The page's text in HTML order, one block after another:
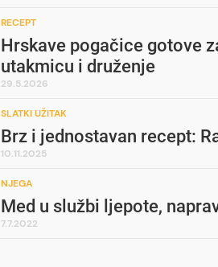
RECEPT
Hrskave pogačice gotove
utakmicu i druženje
29.5.2026
SLATKI UŽITAK
Brz i jednostavan recept:
10.11.2025
NJEGA
Med u službi ljepote,
7.7.2022